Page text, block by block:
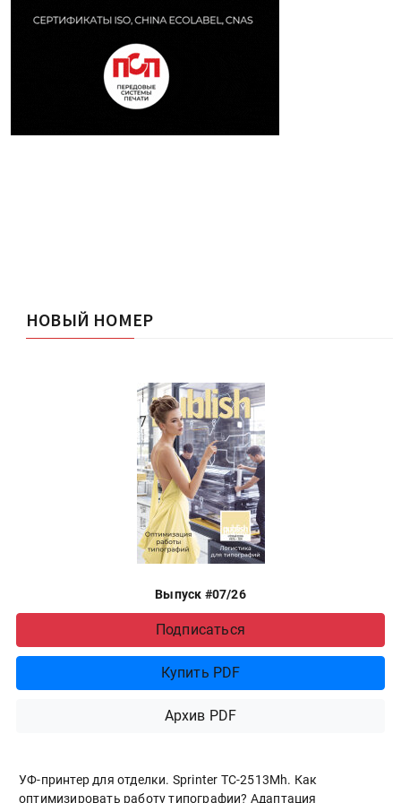
НОВЫЙ НОМЕР
Выпуск #07/26
Подписаться
Купить PDF
Архив PDF
УФ-принтер для отделки. Sprinter ТС-2513Mh. Как
оптимизировать работу типографии? Адаптация